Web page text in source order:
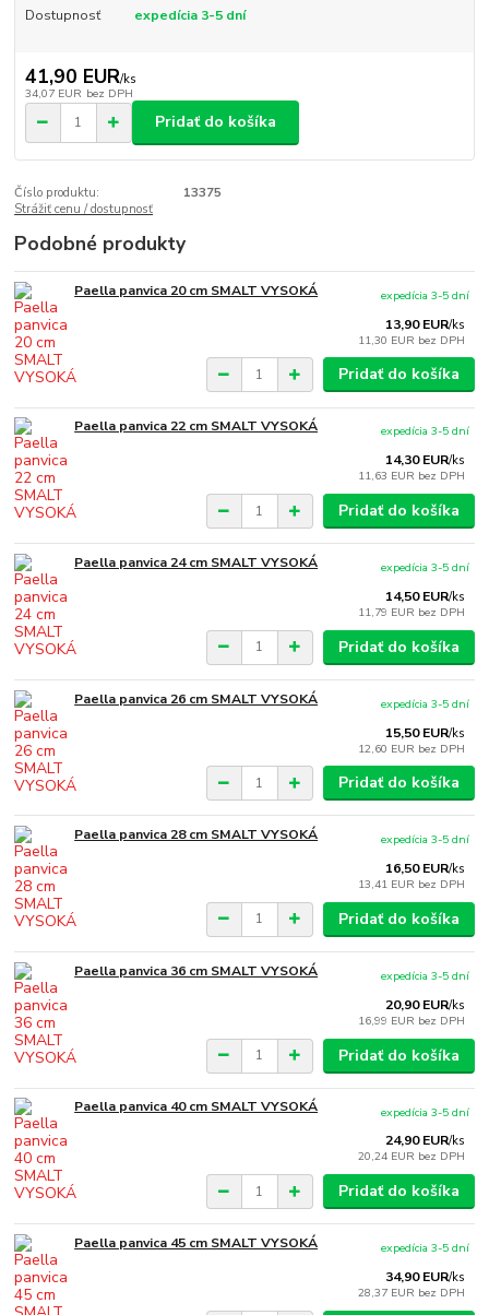
Dostupnosť expedícia 3-5 dní
41,90 EUR/ks
34,07 EUR bez DPH
Pridať do košíka
Číslo produktu:
13375
Strážiť cenu / dostupnosť
Podobné produkty
Paella panvica 20 cm SMALT VYSOKÁ
13,90 EUR/ks
11,30 EUR bez DPH
expedícia 3-5 dní
Pridať do košíka
Paella panvica 22 cm SMALT VYSOKÁ
14,30 EUR/ks
11,63 EUR bez DPH
expedícia 3-5 dní
Pridať do košíka
Paella panvica 24 cm SMALT VYSOKÁ
14,50 EUR/ks
11,79 EUR bez DPH
expedícia 3-5 dní
Pridať do košíka
Paella panvica 26 cm SMALT VYSOKÁ
15,50 EUR/ks
12,60 EUR bez DPH
expedícia 3-5 dní
Pridať do košíka
Paella panvica 28 cm SMALT VYSOKÁ
16,50 EUR/ks
13,41 EUR bez DPH
expedícia 3-5 dní
Pridať do košíka
Paella panvica 36 cm SMALT VYSOKÁ
20,90 EUR/ks
16,99 EUR bez DPH
expedícia 3-5 dní
Pridať do košíka
Paella panvica 40 cm SMALT VYSOKÁ
24,90 EUR/ks
20,24 EUR bez DPH
expedícia 3-5 dní
Pridať do košíka
Paella panvica 45 cm SMALT VYSOKÁ
34,90 EUR/ks
28,37 EUR bez DPH
expedícia 3-5 dní